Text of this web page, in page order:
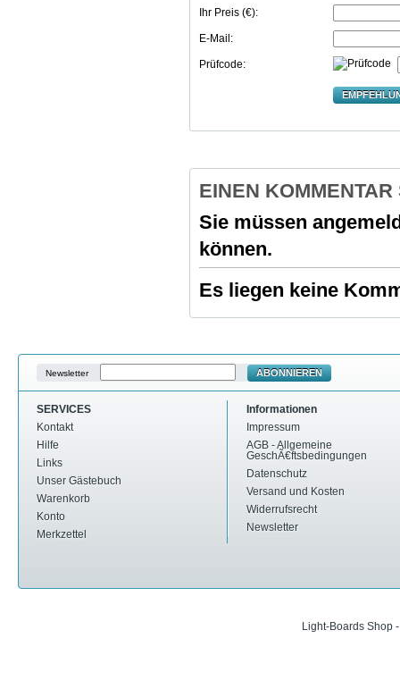
Ihr Preis (€):
E-Mail:
Prüfcode:
EINEN
Sie müssen
können.
Es liegen keine
Newsletter ABONNIEREN
SERVICES
Kontakt
Hilfe
Links
Unser Gästebuch
Warenkorb
Konto
Merkzettel
Informationen
Impressum
AGB - Allgemeine
GeschÃ€ftsbedingungen
Datenschutz
Versand und Kosten
Widerrufsrecht
Newsletter
Light-Boards Shop